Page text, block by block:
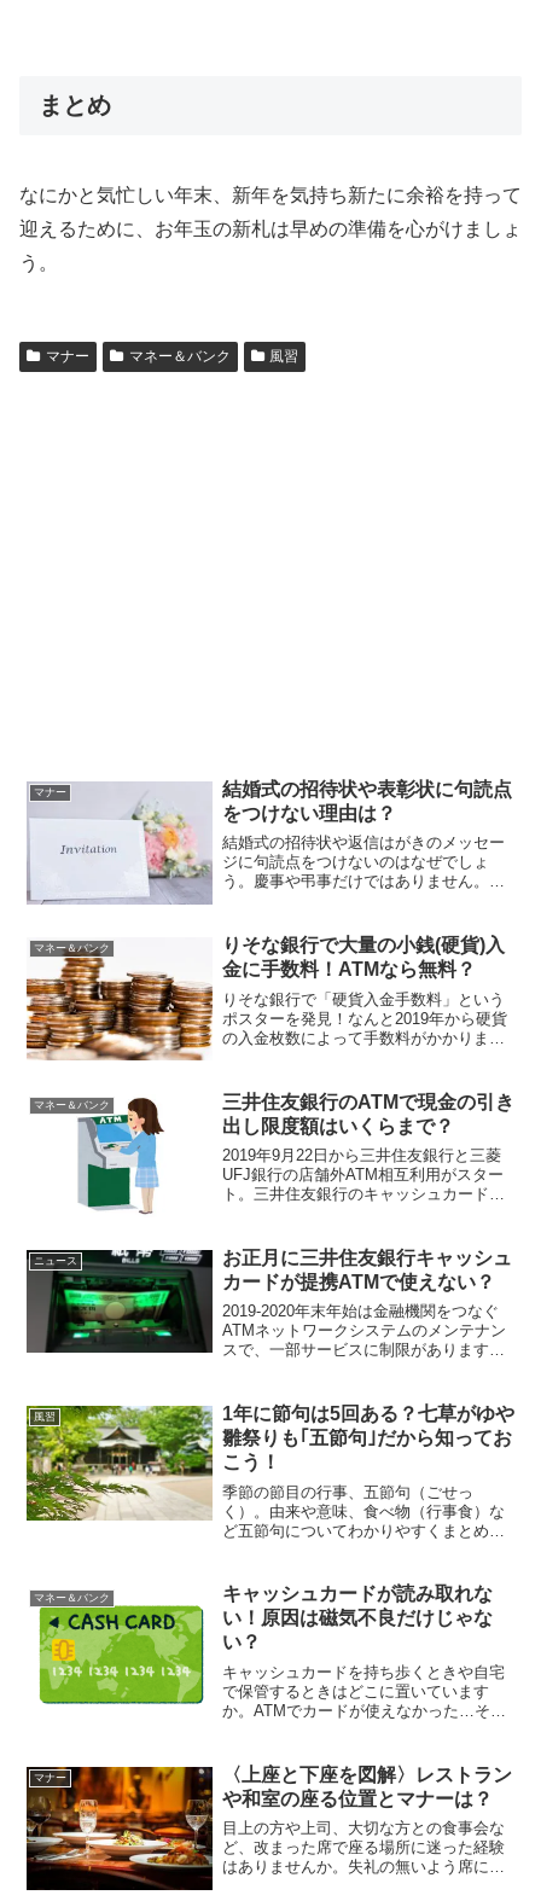
まとめ
なにかと気忙しい年末、新年を気持ち新たに余裕を持って
迎えるために、お年玉の新札は早めの準備を心がけましょ
う。
マナー マネー＆バンク 風習
マナー
結婚式の招待状や表彰状に句読点
をつけない理由は？
結婚式の招待状や返信はがきのメッセー
ジに句読点をつけないのはなぜでしょ
う。慶事や弔事だけではありません。表
か特別な理由があるのでしょうか。この
疑問について調べてみました...
マネー＆バンク
りそな銀行で大量の小銭(硬貨)入
金に手数料！ATMなら無料？
りそな銀行で「硬貨入金手数料」という
ポスターを発見！なんと2019年から硬貨
の入金枚数によって手数料がかかりま
月1日から硬貨入金整理手数料が改定にな
ります！りそ...
マネー＆バンク
三井住友銀行のATMで現金の引き
出し限度額はいくらまで？
2019年9月22日から三井住友銀行と三菱
UFJ銀行の店舗外ATM相互利用がスター
ト。三井住友銀行のキャッシュカードで
くて便利になりました。今回は、ATMで
現金を引...
ニュース
お正月に三井住友銀行キャッシュ
カードが提携ATMで使えない？
2019-2020年末年始は金融機関をつなぐ
ATMネットワークシステムのメンテナン
スで、一部サービスに制限があります。
三井住友キャッシュカードでは他銀行
ATMで現金を...
風習
1年に節句は5回ある？七草がゆや
雛祭りも｢五節句｣だから知ってお
こう！
季節の節目の行事、五節句（ごせっ
く）。由来や意味、食べ物（行事食）な
ど五節句についてわかりやすくまとめま
なものがあるでしょう。五節句（ごせっ
く）とは何？一年間に五つある...
マネー＆バンク
キャッシュカードが読み取れな
い！原因は磁気不良だけじゃな
い？
キャッシュカードを持ち歩くときや自宅
で保管するときはどこに置いています
か。ATMでカードが使えなかった…その
ます。読み取りができないのには原因
が。知っておくときっと役に...
マナー
〈上座と下座を図解〉レストラン
や和室の座る位置とマナーは？
目上の方や上司、大切な方との食事会な
ど、改まった席で座る場所に迷った経験
はありませんか。失礼の無いよう席に着